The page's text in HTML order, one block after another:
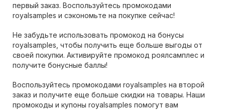
первый заказ. Воспользуйтесь промокодами
royalsamples и сэкономьте на покупке сейчас!
Не забудьте использовать промокод на бонусы
royalsamples, чтобы получить еще больше выгоды от
своей покупки. Активируйте промокод роялсамплес и
получите бонусные баллы!
Воспользуйтесь промокодами royalsamples на второй
заказ и получите еще больше скидки на товары. Наши
промокоды и купоны royalsamples помогут вам